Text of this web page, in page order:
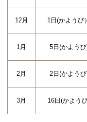
12月 1日(かようび）
1月 5日(かよう
2月 2日(かよう
3月 16日(かよう